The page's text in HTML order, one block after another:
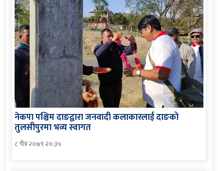
नेकपा पश्चिम दाङद्वारा जनवादी कलाकारलाई दाङको
तुलसीपुरमा भव्य स्वागत
८ चैत्र २०७९ २०:३५